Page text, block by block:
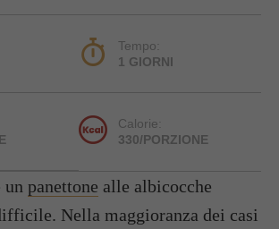
Tempo:
1 GIORNI
Calorie:
330/PORZIONE
un panettone alle albicocche
Nella maggioranza dei casi